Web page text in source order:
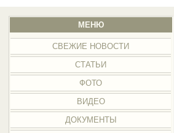
МЕНЮ
СВЕЖИЕ НОВОСТИ
СТАТЬИ
ФОТО
ВИДЕО
ДОКУМЕНТЫ